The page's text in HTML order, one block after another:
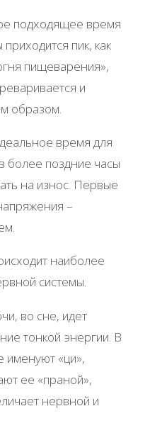
подходящее время
пик, как
пищеварения»,
и
образом.
время для
более поздние часы
на износ. Первые
–
наиболее
системы.
во сне, идет
тонкой энергии. В
именуют «ци»,
ее «праной»,
нервной и